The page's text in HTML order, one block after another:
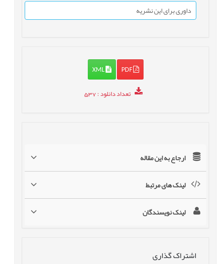
داوری برای این نشریه
PDF
XML
تعداد دانلود: 537
ارجاع به این مقاله
لینک های مرتبط
لینک نویسندگان
اشتراک گذاری